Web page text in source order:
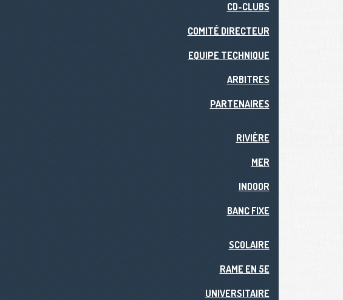
CD-CLUBS
COMITÉ DIRECTEUR
EQUIPE TECHNIQUE
ARBITRES
PARTENAIRES
RIVIÈRE
MER
INDOOR
BANC FIXE
SCOLAIRE
RAME EN 5E
UNIVERSITAIRE